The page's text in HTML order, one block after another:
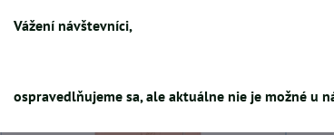
Vážení návštevníci,
ospravedlňujeme sa, ale aktuálne nie je možné u